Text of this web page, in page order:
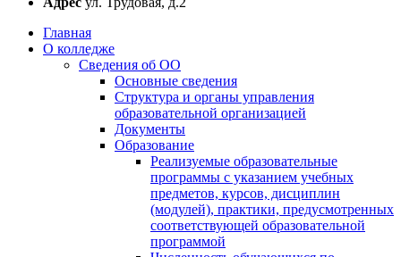
Главная
О колледже
Сведения об ОО
Основные сведения
Структура и органы управления
образовательной организацией
Документы
Образование
Реализуемые образовательные
программы с указанием учебных
предметов, курсов, дисциплин
(модулей), практики, предусмотренных
соответствующей образовательной
программой